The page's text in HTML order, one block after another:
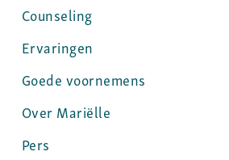
Counseling
Ervaringen
Goede voornemens
Over Mariëlle
Pers